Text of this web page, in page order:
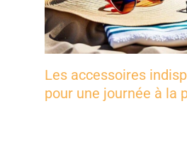
Les accessoires
pour une journée à la